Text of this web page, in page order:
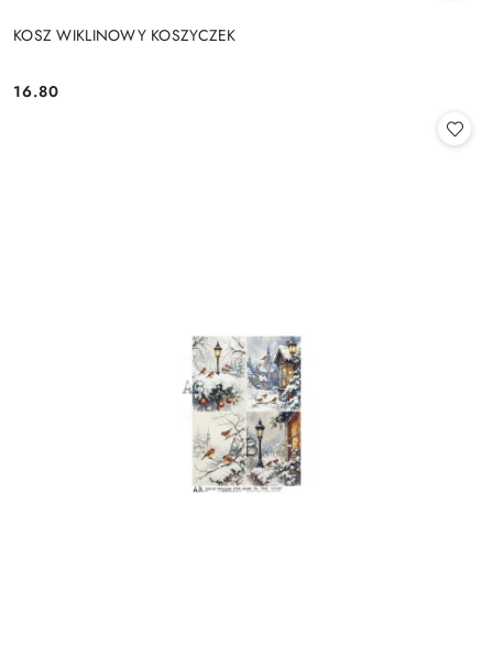
KOSZ WIKLINOWY KOSZYCZEK
Cena:
16.80